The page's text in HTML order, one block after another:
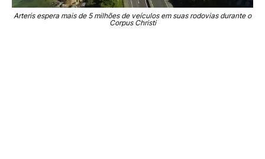
Arteris espera mais de 5 milhões de veículos em suas rodovias durante o
Corpus Christi